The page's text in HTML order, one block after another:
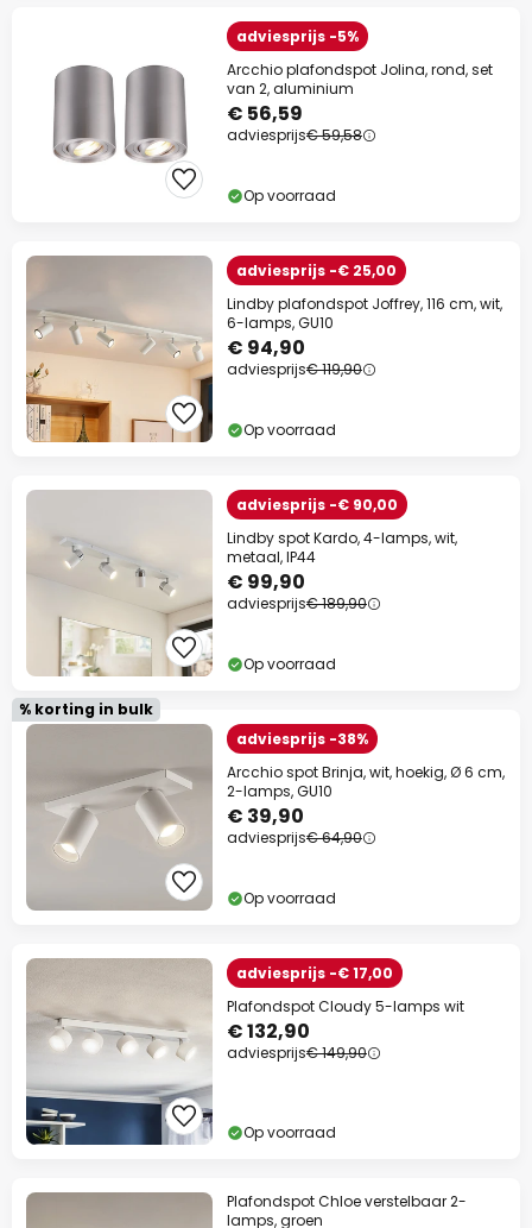
adviesprijs -5%
Arcchio plafondspot Jolina, rond, set
van 2, aluminium
€ 56,59
adviesprijs€ 59,58
Op voorraad
adviesprijs -€ 25,00
Lindby plafondspot Joffrey, 116 cm, wit,
6-lamps, GU10
€ 94,90
adviesprijs€ 119,90
Op voorraad
adviesprijs -€ 90,00
Lindby spot Kardo, 4-lamps, wit,
metaal, IP44
€ 99,90
adviesprijs€ 189,90
Op voorraad
% korting in bulk
adviesprijs -38%
Arcchio spot Brinja, wit, hoekig, Ø 6 cm,
2-lamps, GU10
€ 39,90
adviesprijs€ 64,90
Op voorraad
adviesprijs -€ 17,00
Plafondspot Cloudy 5-lamps wit
€ 132,90
adviesprijs€ 149,90
Op voorraad
Plafondspot Chloe verstelbaar 2-
lamps, groen